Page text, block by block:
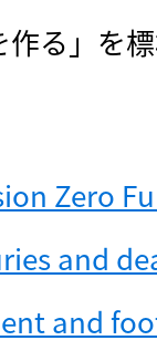
る」を
Zero
and
and